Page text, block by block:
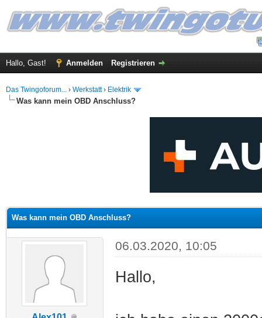
Hallo, Gast! Anmelden Registrieren
Das Twingoforum... › Werkstatt› Elektrik
Was kann mein OBD Anschluss?
Was kann mein OBD Anschluss?
06.03.2020, 10:05
Hallo,